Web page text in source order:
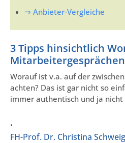
⇒ Anbieter-Vergleiche
3 Tipps hinsichtlich
Mitarbeitergesprächen
Worauf ist v.a. auf der
achten? Das ist gar nicht so
immer authentisch und ja
.
FH-Prof. Dr. Christina